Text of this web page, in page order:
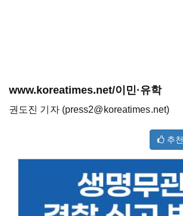
www.koreatimes.net/이민·유학
권도진 기자 (press2@koreatimes.net)
추천